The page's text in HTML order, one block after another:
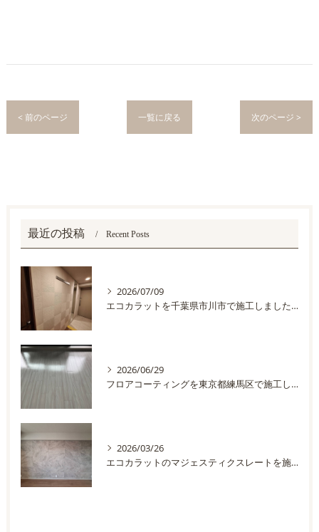
< 前のページ 一覧に戻る 次のページ >
最近の投稿 Recent Posts
2026/07/09
エコカラットを千葉県市川市で施工しました。
2026/06/29
フロアコーティングを東京都練馬区で施工しました
2026/03/26
エコカラットのマジェスティクスレートを施工しました